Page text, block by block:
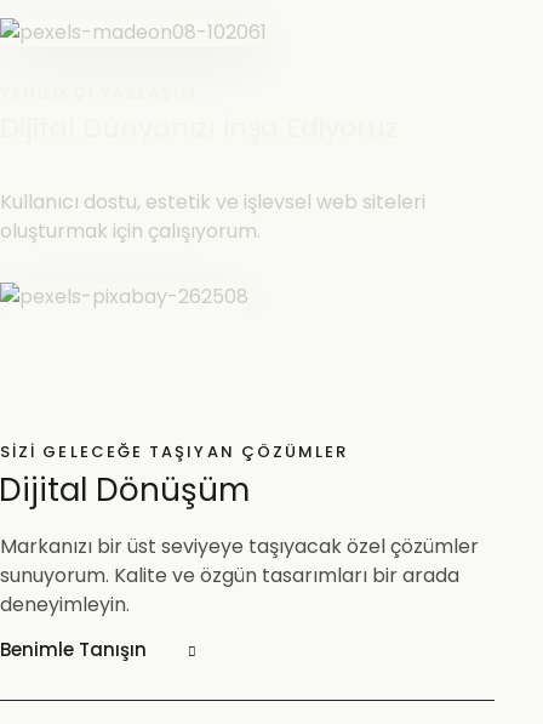
Kullanıcı dostu, estetik ve işlevsel web siteleri
oluşturmak için çalışıyorum.
SIZI GELECEĞE TAŞIYAN ÇÖZÜMLER
Dijital Dönüşüm
Markanızı bir üst seviyeye taşıyacak özel çözümler
sunuyorum. Kalite ve özgün tasarımları bir arada
deneyimleyin.
Benimle Tanışın